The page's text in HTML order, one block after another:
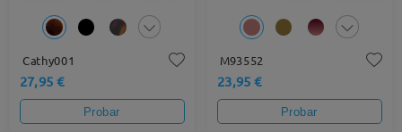
Cathy001
27,95 €
Probar
M93552
23,95 €
Probar